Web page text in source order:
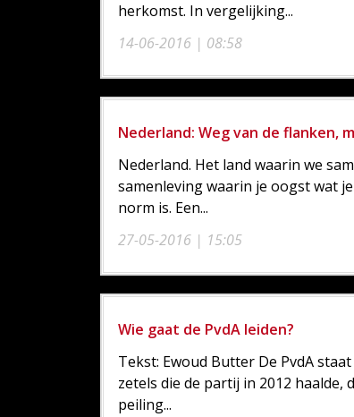
14-06-2016 | 08:58
herkomst. In vergelijking...
Nederland: Weg van de flanken,
27-05-2016 | 15:05
Nederland. Het land waarin we
samenleving waarin je oogst wat
norm is. Een...
Wie gaat de PvdA leiden?
Tekst: Ewoud Butter De PvdA
zetels die de partij in 2012
peiling...